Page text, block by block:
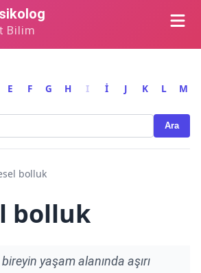
Bilim
E F G H I İ J K L M
Ara
bolluk
bolluk
yaşam alanında aşırı